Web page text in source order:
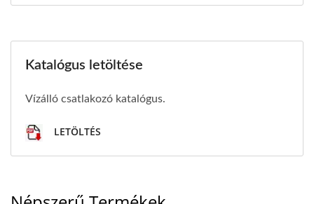
Katalógus letöltése
Vízálló csatlakozó katalógus.
LETÖLTÉS